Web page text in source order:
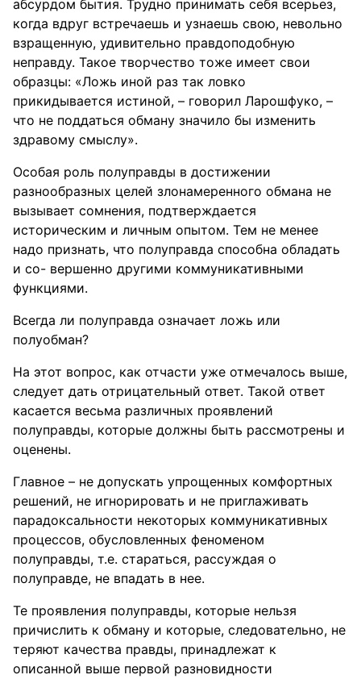
абсурдом бытия. Трудно принимать себя всерьез,
когда вдруг встречаешь и узнаешь свою, невольно
взращенную, удивительно правдоподобную
неправду. Такое творчество тоже имеет свои
образцы: «Ложь иной раз так ловко
прикидывается истиной, – говорил Ларошфуко, –
что не поддаться обману значило бы изменить
здравому смыслу».
Особая роль полуправды в достижении
разнообразных целей злонамеренного обмана не
вызывает сомнения, подтверждается
историческим и личным опытом. Тем не менее
надо признать, что полуправда способна обладать
и со- вершенно другими коммуникативными
функциями.
Всегда ли полуправда означает ложь или
полуобман?
На этот вопрос, как отчасти уже отмечалось выше,
следует дать отрицательный ответ. Такой ответ
касается весьма различных проявлений
полуправды, которые должны быть рассмотрены и
оценены.
Главное – не допускать упрощенных комфортных
решений, не игнорировать и не приглаживать
парадоксальности некоторых коммуникативных
процессов, обусловленных феноменом
полуправды, т.е. стараться, рассуждая о
полуправде, не впадать в нее.
Те проявления полуправды, которые нельзя
причислить к обману и которые, следовательно, не
теряют качества правды, принадлежат к
описанной выше первой разновидности